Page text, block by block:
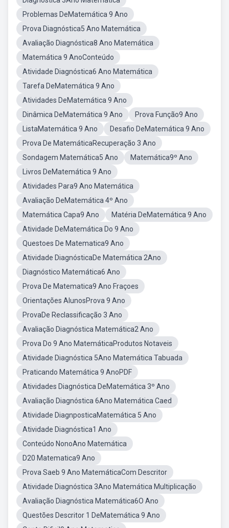
Problemas DeMatemática 9 Ano
Prova Diagnóstica5 Ano Matemática
Avaliação Diagnóstica8 Ano Matemática
Matemática 9 AnoConteúdo
Atividade Diagnóstica6 Ano Matemática
Tarefa DeMatemática 9 Ano
Atividades DeMatemática 9 Ano
Dinâmica DeMatemática 9 Ano
Prova Função9 Ano
ListaMatemática 9 Ano
Desafio DeMatemática 9 Ano
Prova De MatemáticaRecuperação 3 Ano
Sondagem Matemática5 Ano
Matemática9º Ano
Livros DeMatemática 9 Ano
Atividades Para9 Ano Matemática
Avaliação DeMatemática 4º Ano
Matemática Capa9 Ano
Matéria DeMatemática 9 Ano
Atividade DeMatemática Do 9 Ano
Questoes De Matematica9 Ano
Atividade DiagnósticaDe Matemática 2Ano
Diagnóstico Matemática6 Ano
Prova De Matematica9 Ano Fraçoes
Orientações AlunosProva 9 Ano
ProvaDe Reclassificação 3 Ano
Avaliação Diagnóstica Matemática2 Ano
Prova Do 9 Ano MatemáticaProdutos Notaveis
Atividade Diagnóstica 5Ano Matemática Tabuada
Praticando Matemática 9 AnoPDF
Atividades Diagnóstica DeMatemática 3º Ano
Avaliação Diagnóstica 6Ano Matemática Caed
Atividade DiagnposticaMatemática 5 Ano
Atividade Diagnóstica1 Ano
Conteúdo NonoAno Matemática
D20 Matematica9 Ano
Prova Saeb 9 Ano MatemáticaCom Descritor
Atividade Diagnóstica 3Ano Matemática Multiplicação
Avaliação Diagnóstica Matemática6O Ano
Questões Descritor 1 DeMatemática 9 Ano